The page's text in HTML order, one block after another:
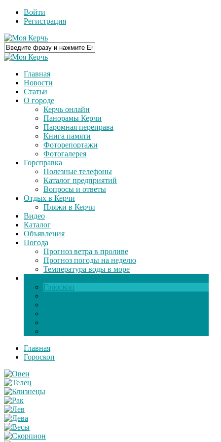
Войти
Регистрация
Главная
Новости
Статьи
О городе
Керчь онлайн
Панорамы Керчи
Паромная переправа
Книга памяти
Фоторепортажи
Фотогалерея
Горсправка
Полезные телефоны
Каталог предприятий
Вопросы и ответы
Отдых в Керчи
Пляжи в Керчи
Видео
Каталог
Объявления
Погода
Прогноз ветра в проливе
Прогноз погоды на неделю
Температура воды в море
Гороскоп
Главная
Гороскоп